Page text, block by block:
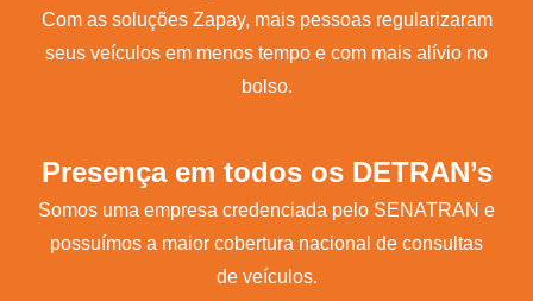
Com as soluções Zapay, mais pessoas regularizaram
seus veículos em menos tempo e com mais alívio no
bolso.
Presença em todos os DETRAN’s
Somos uma empresa credenciada pelo SENATRAN e
possuímos a maior cobertura nacional de consultas
de veículos.